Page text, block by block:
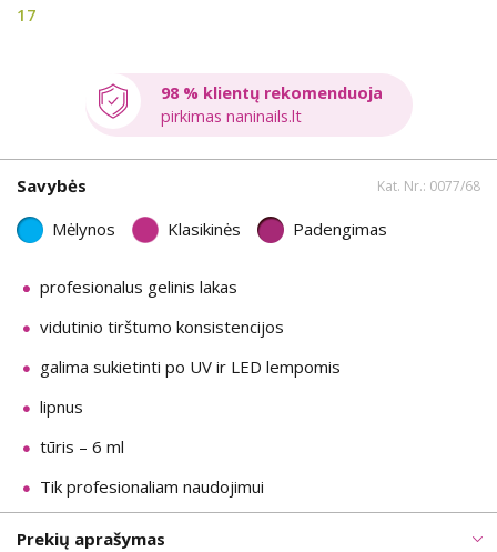
17
98 % klientų rekomenduoja
pirkimas naninails.lt
Savybės Kat. Nr.: 0077/68
Mėlynos Klasikinės Padengimas
profesionalus gelinis lakas
vidutinio tirštumo konsistencijos
galima sukietinti po UV ir LED lempomis
lipnus
tūris – 6 ml
Tik profesionaliam naudojimui
Prekių aprašymas